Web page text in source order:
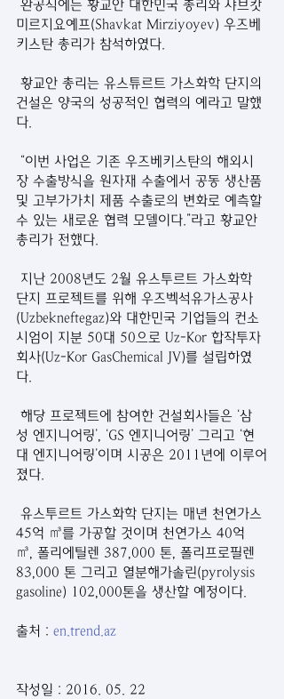
미르지요예프(Shavkat Mirziyoyev) 우즈베
키스탄 총리가 참석하였다.
건설은 양국의 성공적인 협력의 예라고 말했
다.
장 수출방식을 원자재 수출에서 공동 생산품
및 고부가가치 제품 수출로의 변화로 예측할
수 있는 새로운 협력 모델이다.”라고 황교안
총리가 전했다.
단지 프로젝트를 위해 우즈벡석유가스공사
(Uzbekneftegaz)와 대한민국 기업들의 컨소
시엄이 지분 50대 50으로 Uz-Kor 합작투자
회사(Uz-Kor GasChemical JV)를 설립하였
다.
성 엔지니어링’, ‘GS 엔지니어링’ 그리고 ‘현
대 엔지니어링’이며 시공은 2011년에 이루어
졌다.
45억 ㎥를 가공할 것이며 천연가스 40억
㎥, 폴리에틸렌 387,000 톤, 폴리프로필렌
83,000 톤 그리고 열분해가솔린(pyrolysis
gasoline) 102,000톤을 생산할 예정이다.
출처 : en.trend.az
작성일 : 2016. 05. 22